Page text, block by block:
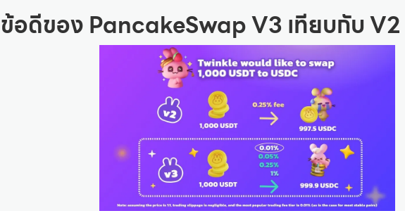
ข้อดีของ PancakeSwap V3 เทียบกับ V2